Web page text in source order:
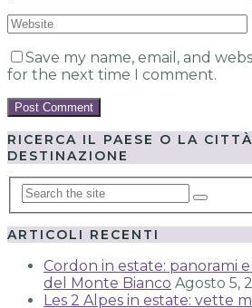
Save my name, email, and
for the next time I comment.
RICERCA IL PAESE O LA
DESTINAZIONE
ARTICOLI RECENTI
Cordon in estate: panorami
del Monte Bianco Agosto 5,
Les 2 Alpes in estate: vette